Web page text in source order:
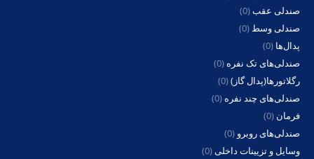
صندلی عقب(0)
صندلی وسط (0)
پدال‌ها (0)
صندلی‌های تک نفره (0)
رگلاتورها(پدال گاز)(0)
صندلی‌های چند نفره (0)
فرمان (0)
صندلی‌های روبرو (0)
وسایل و تزیینات داخلی(0)